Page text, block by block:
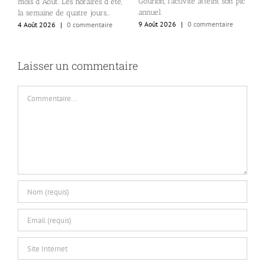
la semaine de quatre jours…
4 Août 2026
| 0 commentaire
annuel.
9 Août 2026
| 0 commentaire
Laisser un commentaire